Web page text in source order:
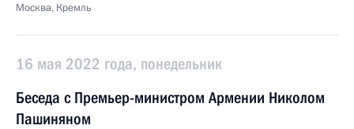
Москва, Кремль
16 мая 2022 года, понедельник
Беседа с Премьер-министром Армении Николом
Пашиняном